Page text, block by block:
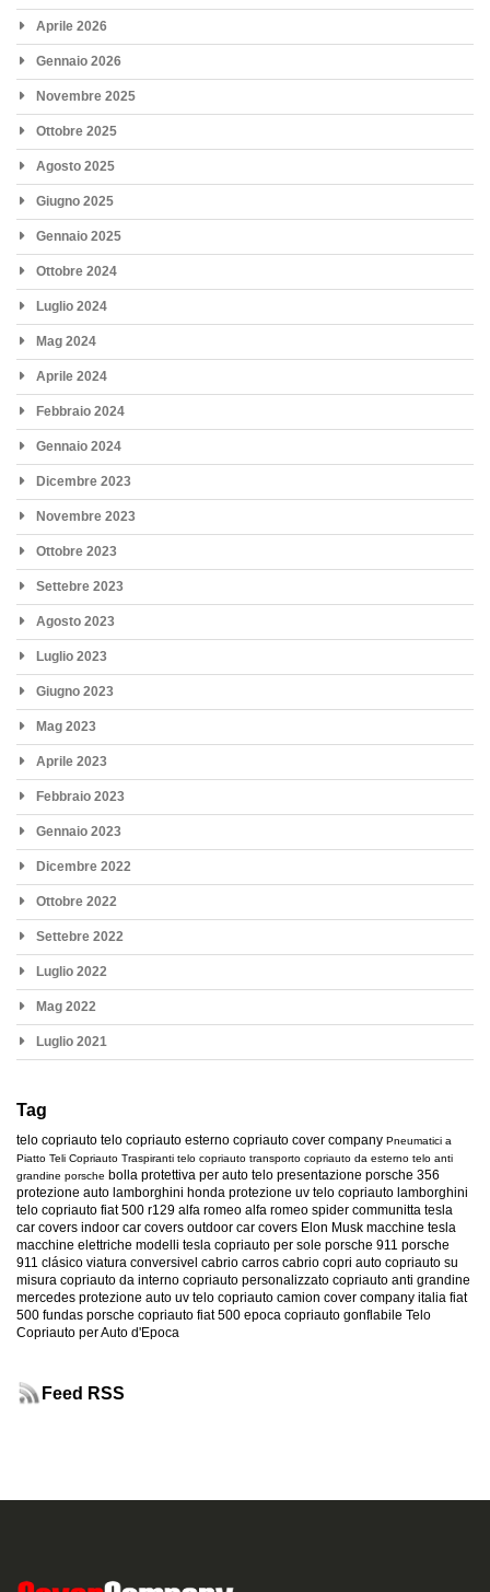
Aprile 2026
Gennaio 2026
Novembre 2025
Ottobre 2025
Agosto 2025
Giugno 2025
Gennaio 2025
Ottobre 2024
Luglio 2024
Mag 2024
Aprile 2024
Febbraio 2024
Gennaio 2024
Dicembre 2023
Novembre 2023
Ottobre 2023
Settebre 2023
Agosto 2023
Luglio 2023
Giugno 2023
Mag 2023
Aprile 2023
Febbraio 2023
Gennaio 2023
Dicembre 2022
Ottobre 2022
Settebre 2022
Luglio 2022
Mag 2022
Luglio 2021
Tag
telo copriauto telo copriauto esterno copriauto cover company Pneumatici a
Piatto Teli Copriauto Traspiranti telo copriauto transporto copriauto da esterno telo anti
grandine porsche bolla protettiva per auto telo presentazione porsche 356
protezione auto lamborghini honda protezione uv telo copriauto lamborghini
telo copriauto fiat 500 r129 alfa romeo alfa romeo spider communitta tesla
car covers indoor car covers outdoor car covers Elon Musk macchine tesla
macchine elettriche modelli tesla copriauto per sole porsche 911 porsche
911 clásico viatura conversivel cabrio carros cabrio copri auto copriauto su
misura copriauto da interno copriauto personalizzato copriauto anti grandine
mercedes protezione auto uv telo copriauto camion cover company italia fiat
500 fundas porsche copriauto fiat 500 epoca copriauto gonflabile Telo
Copriauto per Auto d'Epoca
Feed RSS